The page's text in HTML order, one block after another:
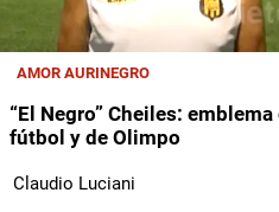
AMOR AURINEGRO
“El Negro” Cheiles: emblema
fútbol y de Olimpo
Claudio Luciani